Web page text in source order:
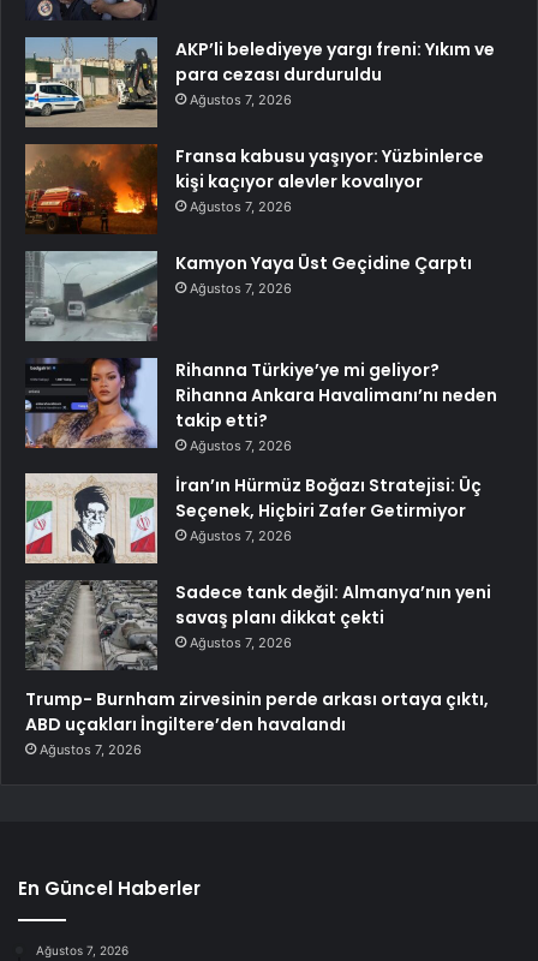
AKP’li belediyeye yargı freni: Yıkım ve
para cezası durduruldu
Ağustos 7, 2026
Fransa kabusu yaşıyor: Yüzbinlerce
kişi kaçıyor alevler kovalıyor
Ağustos 7, 2026
Kamyon Yaya Üst Geçidine Çarptı
Ağustos 7, 2026
Rihanna Türkiye’ye mi geliyor?
Rihanna Ankara Havalimanı’nı neden
takip etti?
Ağustos 7, 2026
İran’ın Hürmüz Boğazı Stratejisi: Üç
Seçenek, Hiçbiri Zafer Getirmiyor
Ağustos 7, 2026
Sadece tank değil: Almanya’nın yeni
savaş planı dikkat çekti
Ağustos 7, 2026
Trump- Burnham zirvesinin perde arkası ortaya çıktı,
ABD uçakları İngiltere’den havalandı
Ağustos 7, 2026
En Güncel Haberler
Ağustos 7, 2026